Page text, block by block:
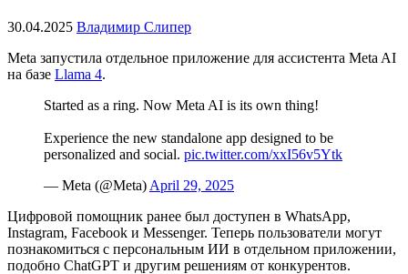
30.04.2025 Владимир Слипер
Meta запустила отдельное приложение для ассистента Meta AI
на базе Llama 4.
Started as a ring. Now Meta AI is its own thing!
Experience the new standalone app designed to be
personalized and social. pic.twitter.com/xxI56v5Ytk
— Meta (@Meta) April 29, 2025
Цифровой помощник ранее был доступен в WhatsApp,
Instagram, Facebook и Messenger. Теперь пользователи могут
познакомиться с персональным ИИ в отдельном приложении,
подобно ChatGPT и другим решениям от конкурентов.